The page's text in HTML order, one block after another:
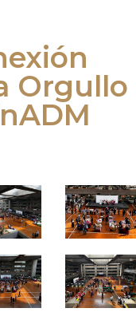
Orgullo